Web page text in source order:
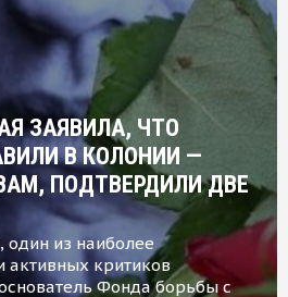
ЗАЯВИЛА, ЧТО
В КОЛОНИИ —
ПОДТВЕРДИЛИ ДВЕ
из наиболее
активных критиков
Фонда борьбы с